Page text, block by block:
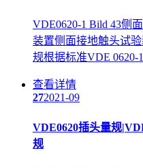
VDE0620-1 Bild 43侧
装置侧面接地触头试
规根据标准VDE 0620-
查看详情
272021-09
VDE0620插头量规
规